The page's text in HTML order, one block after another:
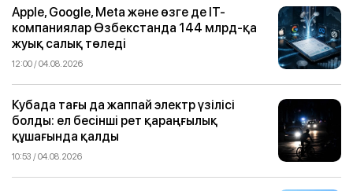
Apple, Google, Meta және өзге де IT-
компаниялар Өзбекстанда 144 млрд-қа
жуық салық төледі
12:00 / 04.08.2026
Кубада тағы да жаппай электр үзілісі
болды: ел бесінші рет қараңғылық
құшағында қалды
10:53 / 04.08.2026